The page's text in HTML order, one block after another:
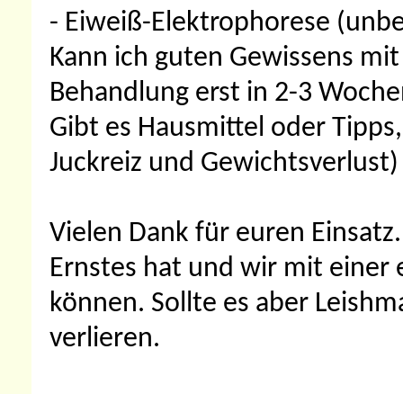
- Eiweiß-Elektrophorese
Kann ich guten Gewissens
Behandlung erst in 2-3
Gibt es Hausmittel oder
Juckreiz und
Vielen Dank für euren
Ernstes hat und wir mit einer
können. Sollte es aber
verlieren.